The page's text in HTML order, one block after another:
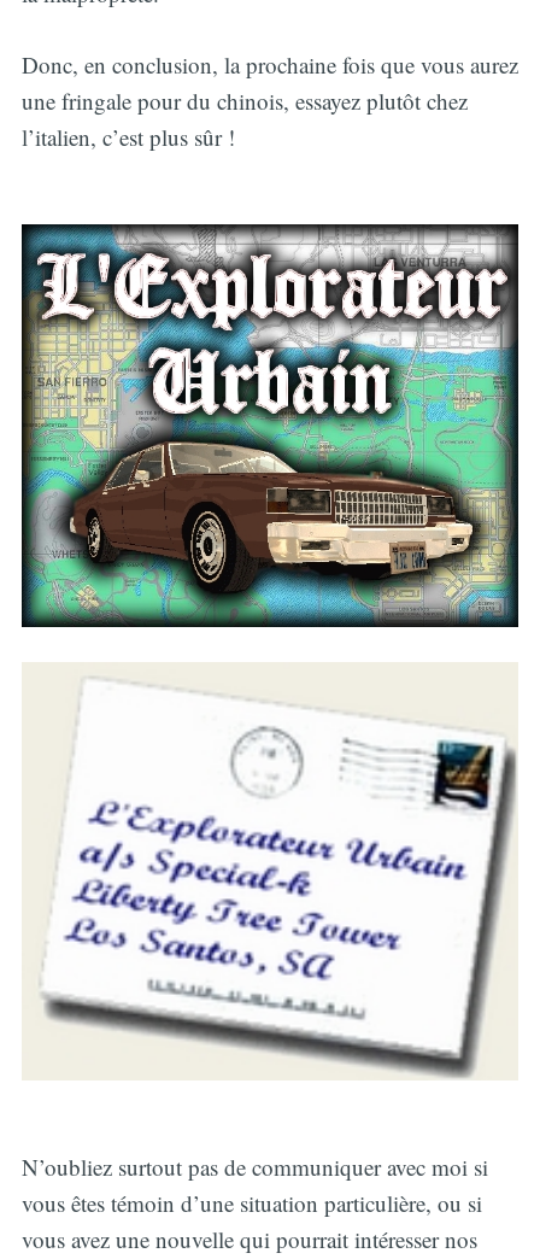
Donc, en conclusion, la prochaine fois que vous aurez
une fringale pour du chinois, essayez plutôt chez
l’italien, c’est plus sûr !
N’oubliez surtout pas de communiquer avec moi si
vous êtes témoin d’une situation particulière, ou si
vous avez une nouvelle qui pourrait intéresser nos